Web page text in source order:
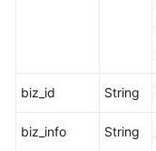
biz_id String
biz_info String